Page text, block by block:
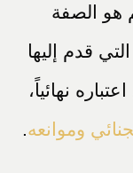
هو الصفة
قدم إليها
نهائياً،
وموانعه.